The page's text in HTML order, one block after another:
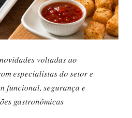
voltadas ao
especialistas do setor e
funcional, segurança e
gastronômicas